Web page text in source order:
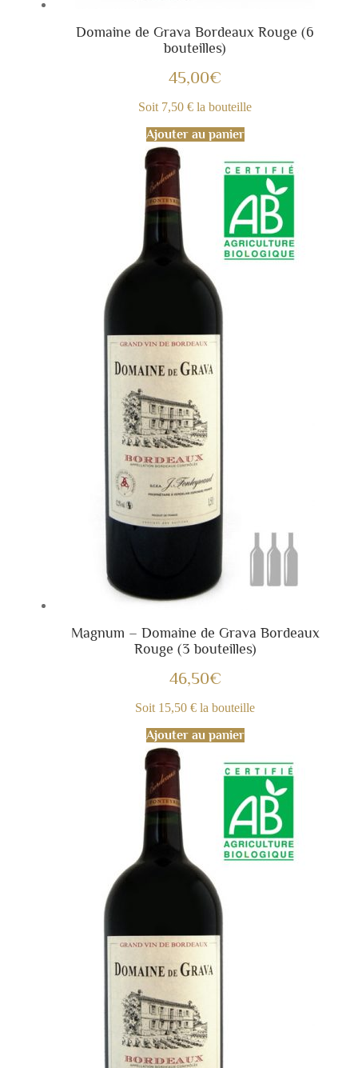
Domaine de Grava Bordeaux Rouge (6
bouteilles)
45,00€
Soit 7,50 € la bouteille
Ajouter au panier
Magnum – Domaine de Grava Bordeaux
Rouge (3 bouteilles)
46,50€
Soit 15,50 € la bouteille
Ajouter au panier